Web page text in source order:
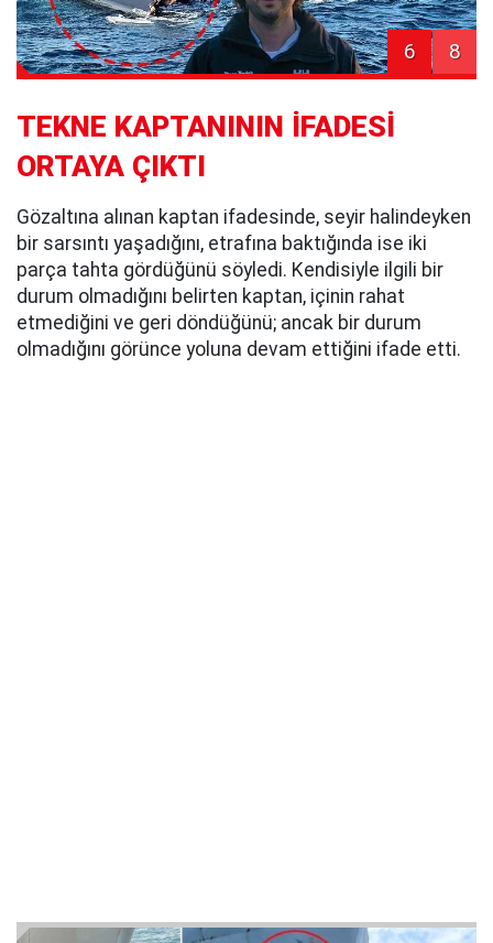
6 8
TEKNE KAPTANININ İFADESİ
ORTAYA ÇIKTI
Gözaltına alınan kaptan ifadesinde, seyir halindeyken
bir sarsıntı yaşadığını, etrafına baktığında ise iki
parça tahta gördüğünü söyledi. Kendisiyle ilgili bir
durum olmadığını belirten kaptan, içinin rahat
etmediğini ve geri döndüğünü; ancak bir durum
olmadığını görünce yoluna devam ettiğini ifade etti.